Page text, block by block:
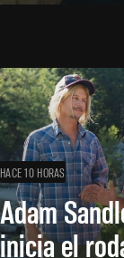
HACE 10 HORAS
Adam
inicia el